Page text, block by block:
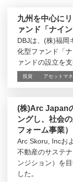
九州を中心に
ァンド「ナイ
DBJは、(株)福岡
化型ファンド「
ァンドの設立を支
投資 アセットマ
(株)Arc Japan
ングし、社会
フォーム事業）
Arc Skoru, Incお
不動産のサステ
ンジション）を
した。